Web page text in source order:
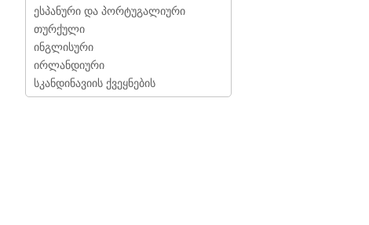
ესპანური და პორტუგალიური
თურქული
ინგლისური
ირლანდიური
სკანდინავიის ქვეყნების